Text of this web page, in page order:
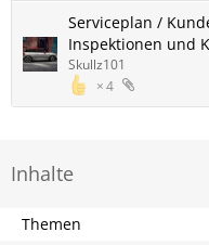
Serviceplan /
Inspektionen und
4
Skullz101
Inhalte
Themen